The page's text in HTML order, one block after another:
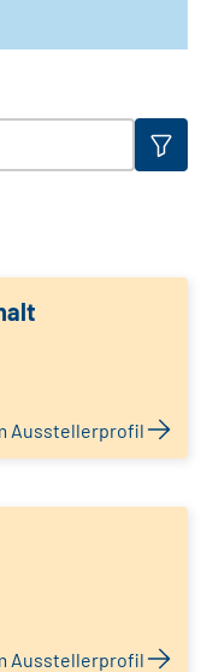
Ausstellerprofil
Ausstellerprofil